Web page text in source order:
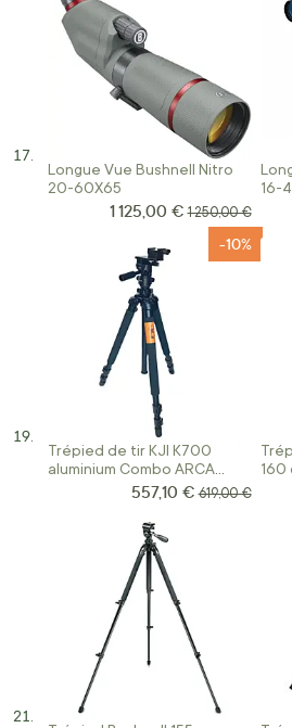
Longue Vue Bushnell Nitro
20-60X65
Prix Spécial
1 125,00 € Prix normal
1 250,00 €
16-
Trépied de tir KJI K700
aluminium Combo ARCA
-10%
Prix Spécial
557,10 € Prix normal
619,00 €
160